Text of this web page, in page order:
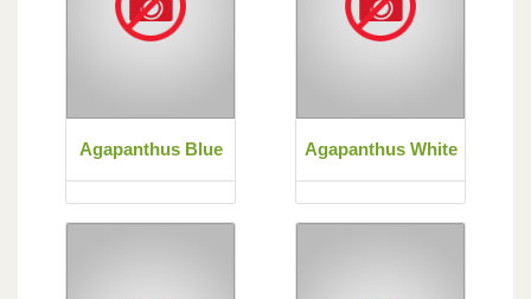
Agapanthus Blue Agapanthus White